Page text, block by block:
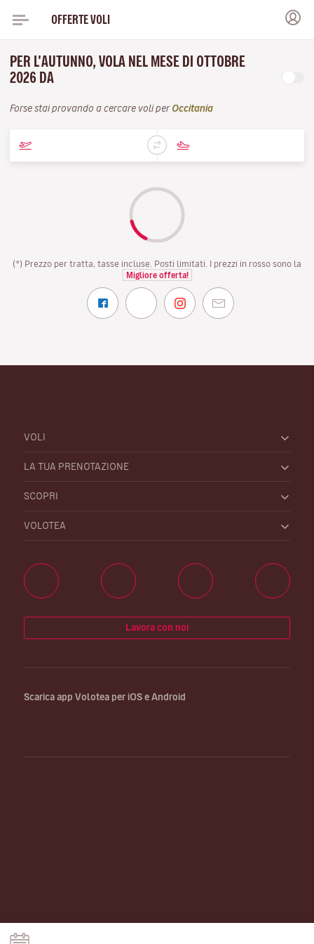
OFFERTE VOLI
PER L'AUTUNNO, VOLA NEL MESE DI OTTOBRE
2026 DA
Forse stai provando a cercare voli per Occitania
(*) Prezzo per tratta, tasse incluse. Posti limitati. I prezzi in rosso sono la
Migliore offerta!
VOLI
LA TUA PRENOTAZIONE
SCOPRI
VOLOTEA
Lavora con noi
Scarica app Volotea per iOS e Android